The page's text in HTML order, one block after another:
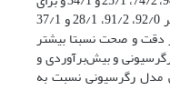
داده‌های سری اعتبارسنجی به ترتیب برابر 92/0، 91/2، 28/1 و 37/1
دقت و صحت نسبتا بیشتر
و بیش‌برآوردی و
مدل رگرسیونی نسبت به